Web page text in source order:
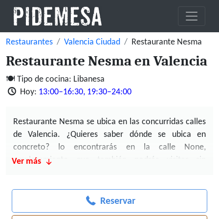
Restaurantes Valencia Ciudad Restaurante Nesma
Restaurante Nesma en Valencia
Tipo de cocina: Libanesa
Hoy: 13:00–16:30, 19:30–24:00
Restaurante Nesma se ubica en las concurridas calles
de Valencia. ¿Quieres saber dónde se ubica en
concreto? lo encontrarás en la calle None,
emplazamiento que también podrás visitar sin
¿Qué podemos decirte respecto a sus platos?
Restaurante Nesma es un local de
fantásticosi te aproximas por la ubicación de
Ver más
Reservar